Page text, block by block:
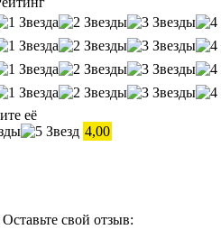
её
4,00
свой отзыв: